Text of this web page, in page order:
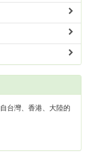
台灣、香港、大陸的